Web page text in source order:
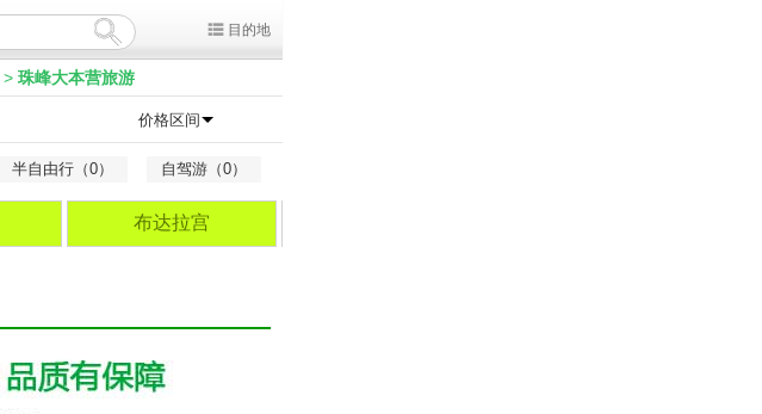
目的地
> 珠峰大本营旅游
价格区间
半自由行（0） 自驾游（0）
布达拉宫